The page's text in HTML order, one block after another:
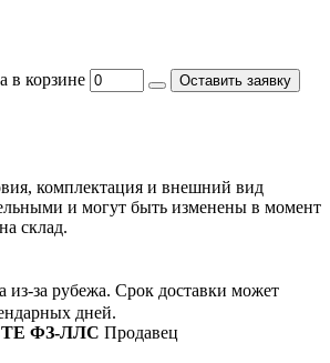
в корзине
Оставить заявку
комплектация и внешний вид
и могут быть изменены в момент
склад.
из-за рубежа. Срок доставки может
дней.
ФЗ-ЛЛС Продавец